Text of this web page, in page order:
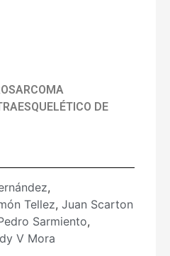
DE
,
Tellez, Juan Scarton
Sarmiento,
V Mora